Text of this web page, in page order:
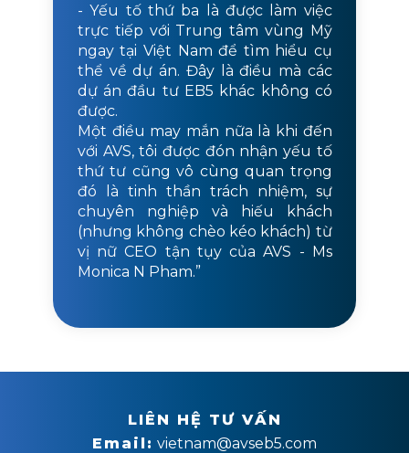
- Yếu tố thứ ba là được làm việc
trực tiếp với Trung tâm vùng Mỹ
ngay tại Việt Nam để tìm hiểu cụ
thể về dự án. Đây là điều mà các
dự án đầu tư EB5 khác không có
được.
Một điều may mắn nữa là khi đến
với AVS, tôi được đón nhận yếu tố
thứ tư cũng vô cùng quan trọng
đó là tinh thần trách nhiệm, sự
chuyên nghiệp và hiếu khách
(nhưng không chèo kéo khách) từ
vị nữ CEO tận tụy của AVS - Ms
Monica N Pham.”
LIÊN HỆ TƯ VẤN
Email: vietnam@avseb5.com